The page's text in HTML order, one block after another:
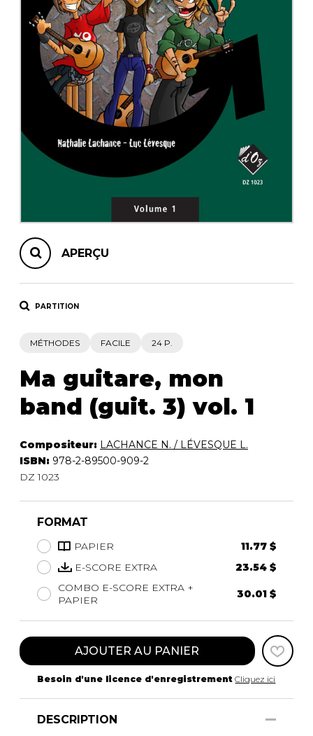
AUTRES PRODUITS
APERÇU
PARTITION
MÉTHODES FACILE 24 P.
Ma guitare, mon
band (guit. 3) vol. 1
Compositeur: LACHANCE N. / LÉVESQUE L.
ISBN: 978-2-89500-909-2
DZ 1023
FORMAT
PAPIER
11.77 $
E-SCORE EXTRA
23.54 $
COMBO E-SCORE EXTRA +
PAPIER
30.01 $
AJOUTER AU PANIER
Besoin d'une licence d'enregistrement Cliquez ici
DESCRIPTION